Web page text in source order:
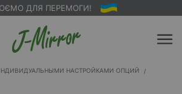
ДЛЯ ПЕРЕМОГИ!
НАСТРОЙКАМИ ОПЦИЙ